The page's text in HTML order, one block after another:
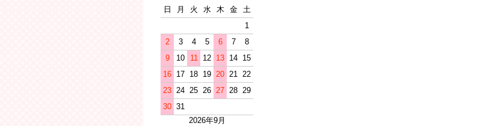
日
月 火 水 木 金
土
1
2
3 4 5 6 7
8
9
10 11 12 13 14 15
16 17 18 19 20 21 22
23 24 25 26 27 28 29
30 31
2026年9月